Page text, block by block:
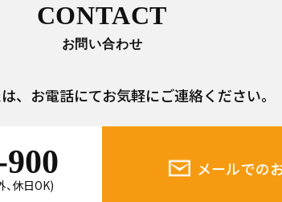
CONTACT
お問い合わせ
、 お電話にてお気軽にご連絡ください。
休日OK)
メールでの